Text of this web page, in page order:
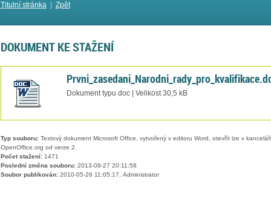
Titulní stránka| Zpět
DOKUMENT KE STAŽENÍ
Dokument typu doc | Velikost 30,5 kB
Typ souboru:Textový dokument Microsoft Office, vytvořený v editoru Word, otevřít lze v
OpenOffice.org od verze 2.
Počet stažení:1471
Poslední změna souboru:2013-09-27 20:11:58
Soubor publikován:2010-05-26 11:05:17, Administrator